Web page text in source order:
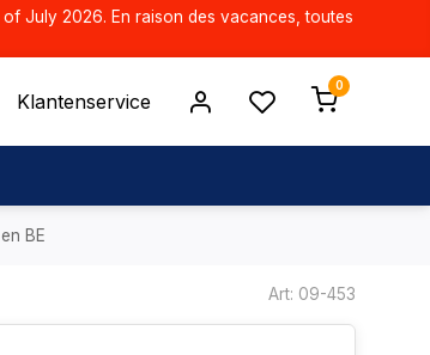
July 2026. En raison des vacances, toutes
Klantenservice
0
BE
Art: 09-453